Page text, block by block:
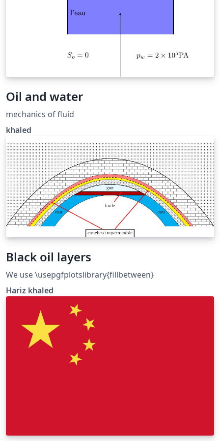
Oil and water
mechanics of fluid
khaled
Black oil layers
We use \usepgfplotslibrary{fillbetween}
Hariz khaled